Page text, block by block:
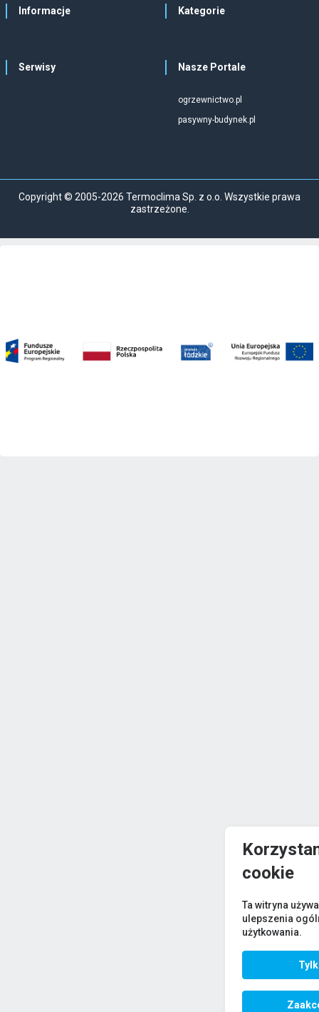
Informacje Kategorie
Serwisy Nasze Portale
ogrzewnictwo.pl
pasywny-budynek.pl
Copyright © 2005-2026 Termoclima Sp. z o.o. Wszystkie prawa
zastrzeżone.
cookie
Ta witryna
ulepszenia
użytkowania.